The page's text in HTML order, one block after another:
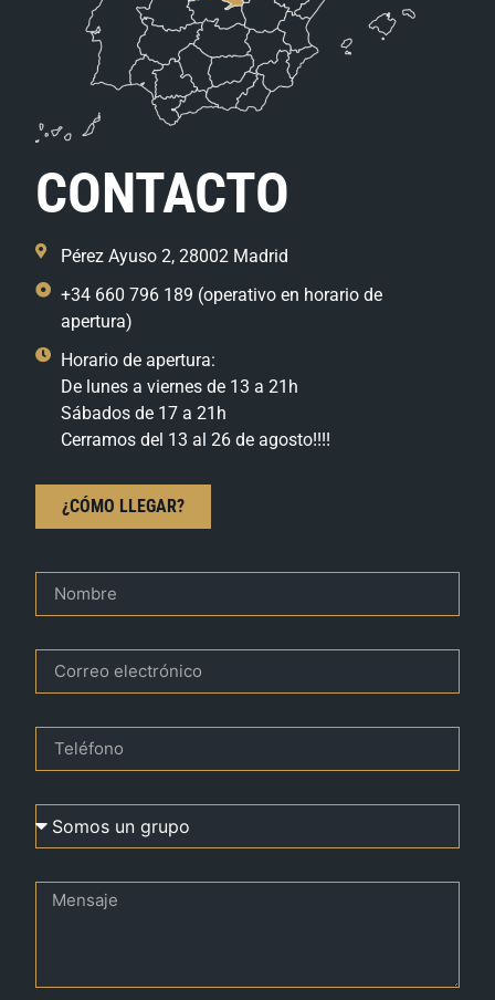
CONTACTO
Pérez Ayuso 2, 28002 Madrid
+34 660 796 189 (operativo en horario de
apertura)
Horario de apertura:
De lunes a viernes de 13 a 21h
Sábados de 17 a 21h
Cerramos del 13 al 26 de agosto!!!!
¿CÓMO LLEGAR?